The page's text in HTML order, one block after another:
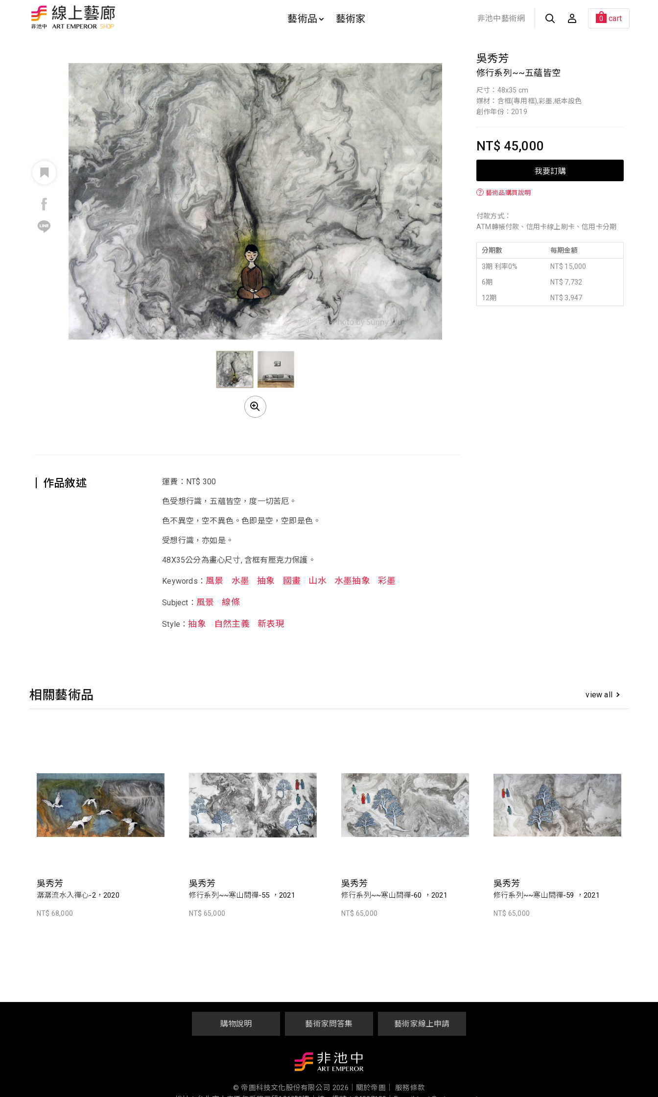
藝術品 藝術家 非池中藝術網 0 cart
吳秀芳
修行系列~~五蘊皆空
尺寸：48x35 cm
媒材：含框(專用框),彩墨,紙本設色
創作年份：2019
NT$ 45,000
我要訂購
？ 藝術品購買說明
付款方式：
ATM轉帳付款、信用卡線上刷卡、信用卡分期
分期數 每期金額
3期 利率0%
NT$ 15,000
6期
NT$ 7,732
12期
NT$ 3,947
作品敘述 運費：NT$ 300
色受想行識，五蘊皆空，度一切苦厄。
色不異空，空不異色。色即是空，空即是色。
受想行識，亦如是。
48X35公分為畫心尺寸, 含框有壓克力保護。
Keywords： 風景 水墨 抽象 國畫 山水 水墨抽象 彩墨
Subject： 風景 線條
Style：抽象 自然主義 新表現
相關藝術品 view all
吳秀芳
潺潺流水入禪心-2，2020
NT$ 68,000
吳秀芳
修行系列~~寒山問禪-55 ，2021
NT$ 65,000
吳秀芳
修行系列~~寒山問禪-60 ，2021
NT$ 65,000
吳秀芳
修行系列~~寒山問禪-59 ，2021
NT$ 65,000
購物說明 藝術家問答集 藝術家線上申請
© 帝圖科技文化股份有限公司 2026 關於帝圖｜
服務條款